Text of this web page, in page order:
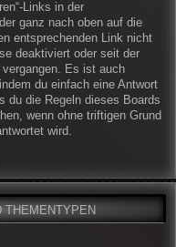
Links in der
ganz nach oben auf die
entsprechenden Link nicht
deaktiviert oder seit der
Es ist auch
du einfach eine Antwort
du die Regeln dieses Boards
wenn ohne triftigen Grund
wird.
THEMENTYPEN